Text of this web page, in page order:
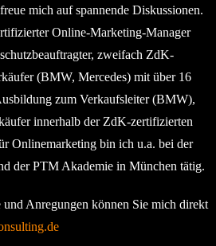
mich auf spannende Diskussionen.
Online-Marketing-Manager
zweifach ZdK-
(BMW, Mercedes) mit über 16
zum Verkaufsleiter (BMW),
innerhalb der ZdK-zertifizierten
Onlinemarketing bin ich u.a. bei der
der PTM Akademie in München tätig.
Anregungen können Sie mich direkt